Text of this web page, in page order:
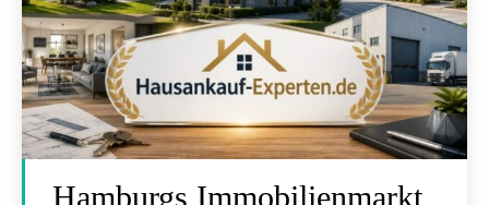
Hamburgs Immobilienmarkt